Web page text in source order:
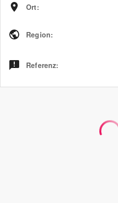
Ort:
Region:
Referenz: